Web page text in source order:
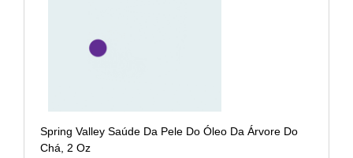
Spring Valley Saúde Da Pele Do Óleo Da Árvore Do
Chá, 2 Oz